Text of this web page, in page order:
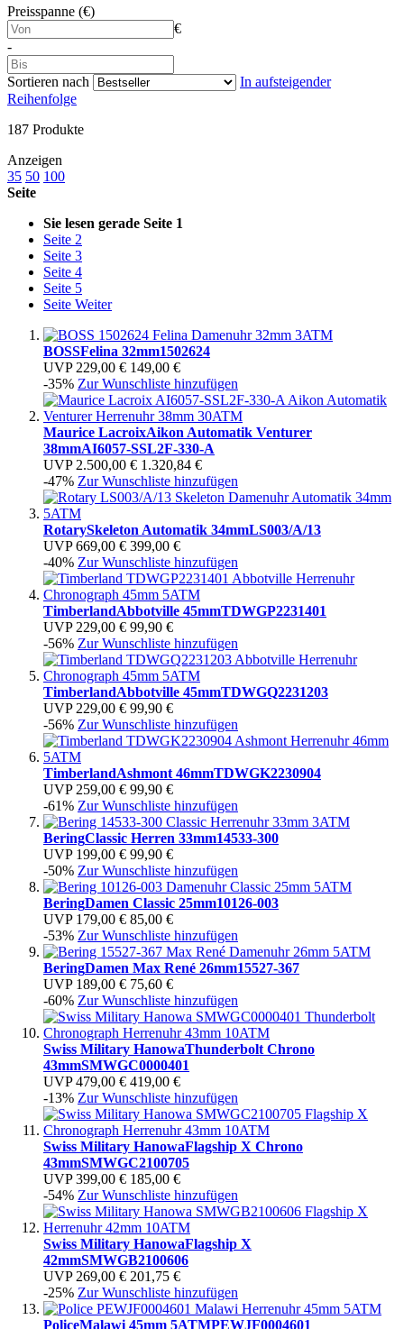
Preisspanne (€)
€
-
Sortieren nach
In aufsteigender
Reihenfolge
187 Produkte
Anzeigen
35 50 100
Seite
Sie lesen gerade Seite 1
Seite 2
Seite 3
Seite 4
Seite 5
Seite Weiter
BOSSFelina 32mm1502624
UVP 229,00 € 149,00 €
-35% Zur Wunschliste hinzufügen
Maurice LacroixAikon Automatik Venturer
38mmAI6057-SSL2F-330-A
UVP 2.500,00 € 1.320,84 €
-47% Zur Wunschliste hinzufügen
RotarySkeleton Automatik 34mmLS003/A/13
UVP 669,00 € 399,00 €
-40% Zur Wunschliste hinzufügen
TimberlandAbbotville 45mmTDWGP2231401
UVP 229,00 € 99,90 €
-56% Zur Wunschliste hinzufügen
TimberlandAbbotville 45mmTDWGQ2231203
UVP 229,00 € 99,90 €
-56% Zur Wunschliste hinzufügen
TimberlandAshmont 46mmTDWGK2230904
UVP 259,00 € 99,90 €
-61% Zur Wunschliste hinzufügen
BeringClassic Herren 33mm14533-300
UVP 199,00 € 99,90 €
-50% Zur Wunschliste hinzufügen
BeringDamen Classic 25mm10126-003
UVP 179,00 € 85,00 €
-53% Zur Wunschliste hinzufügen
BeringDamen Max René 26mm15527-367
UVP 189,00 € 75,60 €
-60% Zur Wunschliste hinzufügen
Swiss Military HanowaThunderbolt Chrono
43mmSMWGC0000401
UVP 479,00 € 419,00 €
-13% Zur Wunschliste hinzufügen
Swiss Military HanowaFlagship X Chrono
43mmSMWGC2100705
UVP 399,00 € 185,00 €
-54% Zur Wunschliste hinzufügen
Swiss Military HanowaFlagship X
42mmSMWGB2100606
UVP 269,00 € 201,75 €
-25% Zur Wunschliste hinzufügen
PoliceMalawi 45mm 5ATMPEWJF0004601